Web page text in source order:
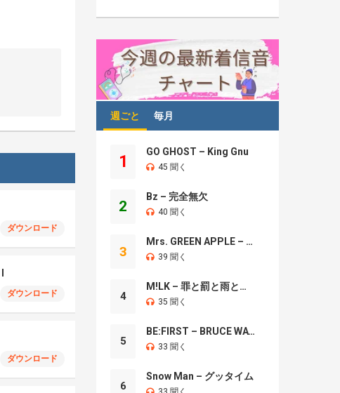
ダウンロード
ダウンロード
ダウンロード
週ごと 毎月
1
GO GHOST – King Gnu
45 聞く
2
Bz – 完全無欠
40 聞く
3
Mrs. GREEN APPLE – Brand New
39 聞く
4
M!LK – 罪と罰と雨とキス
35 聞く
5
BE:FIRST – BRUCE WAYNE
33 聞く
6
Snow Man – グッタイム